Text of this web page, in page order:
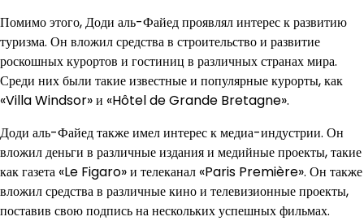
Помимо этого, Доди аль-Файед проявлял интерес к развитию
туризма. Он вложил средства в строительство и развитие
роскошных курортов и гостиниц в различных странах мира.
Среди них были такие известные и популярные курорты, как
«Villa Windsor» и «Hôtel de Grande Bretagne».
Доди аль-Файед также имел интерес к медиа-индустрии. Он
вложил деньги в различные издания и медийные проекты, такие
как газета «Le Figaro» и телеканал «Paris Première». Он также
вложил средства в различные кино и телевизионные проекты,
поставив свою подпись на нескольких успешных фильмах.